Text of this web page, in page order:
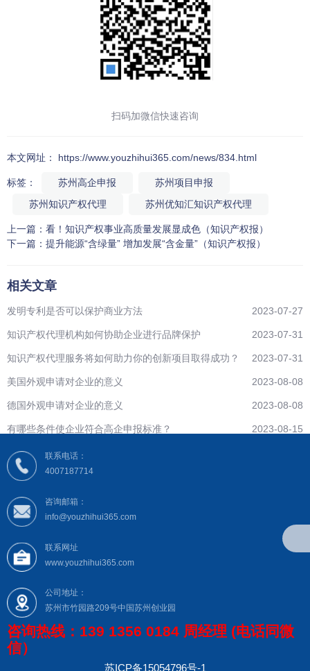
扫码加微信快速咨询
本文网址： https://www.youzhihui365.com/news/834.html
标签： 苏州高企申报
苏州项目申报
苏州知识产权代理
苏州优知汇知识产权代理
上一篇： 看！知识产权事业高质量发展显成色（知识产权报）
下一篇： 提升能源“含绿量” 增加发展“含金量”（知识产权报）
相关文章
2023-07-27
发明专利是否可以保护商业方法
2023-07-31
知识产权代理机构如何协助企业进行品牌保护
2023-07-31
知识产权代理服务将如何助力你的创新项目取得成功？
2023-08-08
美国外观申请对企业的意义
2023-08-08
德国外观申请对企业的意义
2023-08-15
有哪些条件使企业符合高企申报标准？
联系电话：
4007187714
咨询邮箱：
info@youzhihui365.com
联系网址
www.youzhihui365.com
公司地址：
苏州市竹园路209号中国苏州创业园
咨询热线：139 1356 0184 周经理 (电话同微
信）
苏ICP备15054796号-1